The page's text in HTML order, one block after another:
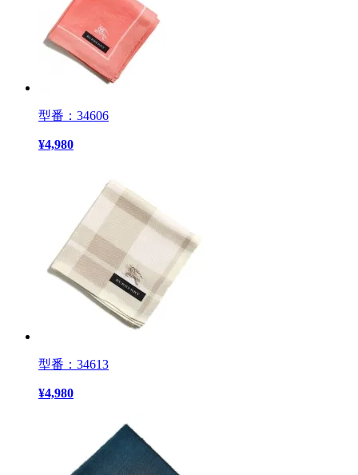
型番：34606
¥4,980
型番：34613
¥4,980